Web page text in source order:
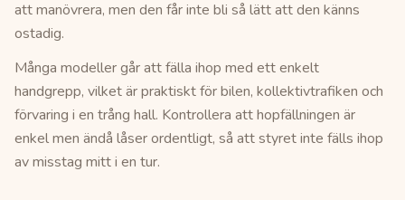
att manövrera, men den får inte bli så lätt att den känns
ostadig.
Många modeller går att fälla ihop med ett enkelt
handgrepp, vilket är praktiskt för bilen, kollektivtrafiken och
förvaring i en trång hall. Kontrollera att hopfällningen är
enkel men ändå låser ordentligt, så att styret inte fälls ihop
av misstag mitt i en tur.